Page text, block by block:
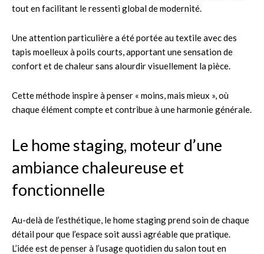
tout en facilitant le ressenti global de modernité.
Une attention particulière a été portée au textile avec des
tapis moelleux à poils courts, apportant une sensation de
confort et de chaleur sans alourdir visuellement la pièce.
Cette méthode inspire à penser « moins, mais mieux », où
chaque élément compte et contribue à une harmonie générale.
Le home staging, moteur d’une
ambiance chaleureuse et
fonctionnelle
Au-delà de l’esthétique, le home staging prend soin de chaque
détail pour que l’espace soit aussi agréable que pratique.
L’idée est de penser à l’usage quotidien du salon tout en